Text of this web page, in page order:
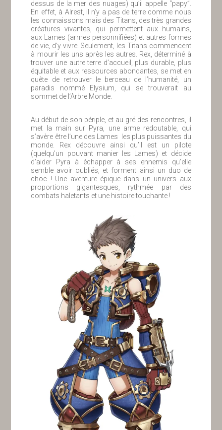
dessus de la mer des nuages) qu’il appelle “papy”.
En effet, à Alrest, il n’y a pas de terre comme nous
les connaissons mais des Titans, des très grandes
créatures vivantes, qui permettent aux humains,
aux Lames (armes personnifiées) et autres formes
de vie, d’y vivre. Seulement, les Titans commencent
à mourir les uns après les autres. Rex, déterminé à
trouver une autre terre d’accueil, plus durable, plus
équitable et aux ressources abondantes, se met en
quête de retrouver le berceau de l’humanité, un
paradis nommé Elysium, qui se trouverait au
sommet de l’Arbre Monde.
Au début de son périple, et au gré des rencontres, il
met la main sur Pyra, une arme redoutable, qui
s’avère être l’une des Lames les plus puissantes du
monde. Rex découvre ainsi qu’il est un pilote
(quelqu’un pouvant manier les Lames) et décide
d’aider Pyra à échapper à ses ennemis qu’elle
semble avoir oubliés, et forment ainsi un duo de
choc ! Une aventure épique dans un univers aux
proportions gigantesques, rythmée par des
combats haletants et une histoire touchante !